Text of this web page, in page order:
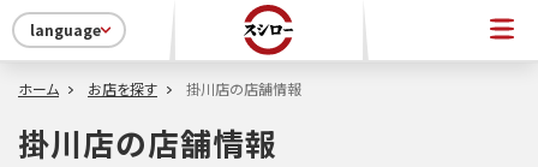
language
ホーム お店を探す 掛川店の店舗情報
掛川店の店舗情報